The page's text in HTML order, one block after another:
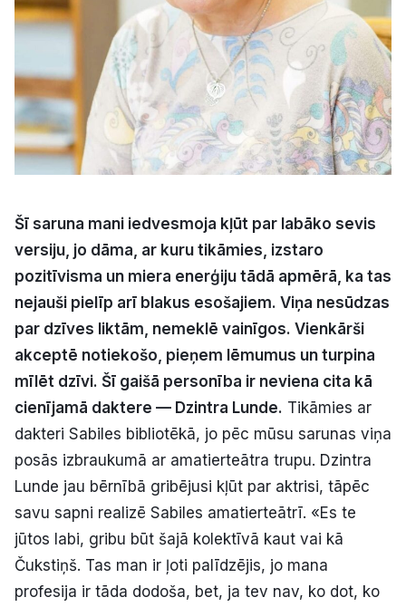
Vieta
Sludinājumi
Pasākumi
Politiskā reklāma
Par mums
Kontakti
Ziņo redakcijai
Facebook Instagram YouTube
E-avīze Abonē
Šī saruna mani iedvesmoja kļūt par labāko sevis
versiju, jo dāma, ar kuru tikāmies, izstaro
pozitīvisma un miera enerģiju tādā apmērā, ka tas
nejauši pielīp arī blakus esošajiem. Viņa nesūdzas
par dzīves liktām, nemeklē vainīgos. Vienkārši
akceptē notiekošo, pieņem lēmumus un turpina
mīlēt dzīvi. Šī gaišā personība ir neviena cita kā
cienījamā daktere — Dzintra Lunde. Tikāmies ar
dakteri Sabiles bibliotēkā, jo pēc mūsu sarunas viņa
posās izbraukumā ar amatierteātra trupu. Dzintra
Lunde jau bērnībā gribējusi kļūt par aktrisi, tāpēc
savu sapni realizē Sabiles amatierteātrī. «Es te
jūtos labi, gribu būt šajā kolektīvā kaut vai kā
Čukstiņš. Tas man ir ļoti palīdzējis, jo mana
profesija ir tāda dodoša, bet, ja tev nav, ko dot, ko